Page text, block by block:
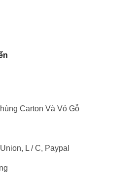
Carton Và Vỏ Gỗ
L / C, Paypal